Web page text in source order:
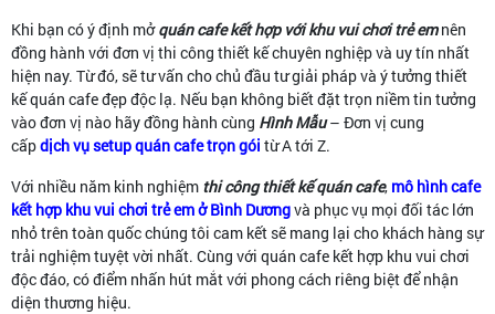
Khi bạn có ý định mởquán cafe kết hợp với khu vui chơi trẻ emnên
đồng hành với đơn vị thi công thiết kế chuyên nghiệp và uy tín nhất
hiện nay. Từ đó, sẽ tư vấn cho chủ đầu tư giải pháp và ý tưởng thiết
kế quán cafe đẹp độc lạ. Nếu bạn không biết đặt trọn niềm tin tưởng
vào đơn vị nào hãy đồng hành cùng Hình Mẫu– Đơn vị cung
cấpdịch vụ setup quán cafe trọn gói từ A tới Z.
Với nhiều năm kinh nghiệm thi công thiết kế quán cafe, mô hình cafe
kết hợp khu vui chơi trẻ em ở Bình Dươngvà phục vụ mọi đối tác lớn
nhỏ trên toàn quốc chúng tôi cam kết sẽ mang lại cho khách hàng sự
trải nghiệm tuyệt vời nhất. Cùng với quán cafe kết hợp khu vui chơi
độc đáo, có điểm nhấn hút mắt với phong cách riêng biệt để nhận
diện thương hiệu.